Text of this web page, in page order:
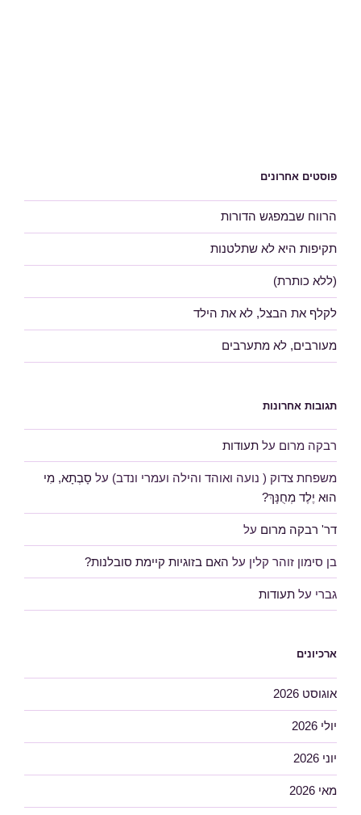
פוסטים אחרונים
הרווח שבמפגש הדורות
תקיפות היא לא שתלטנות
(ללא כותרת)
לקלף את הבצל, לא את הילד
מעורבים, לא מתערבים
תגובות אחרונות
רבקה מרום על תעודות
משפחת צדוק ( נועה ואוהד והילה ועמרי ונדב) על סָבְתָא, מִי
הוּא יֶלֶד מְחֻנָּךְ?
דר' רבקה מרום על
בן סימון זוהר קלין על האם בזוגיות קיימת סובלנות?
גברי על תעודות
ארכיונים
אוגוסט 2026
יולי 2026
יוני 2026
מאי 2026